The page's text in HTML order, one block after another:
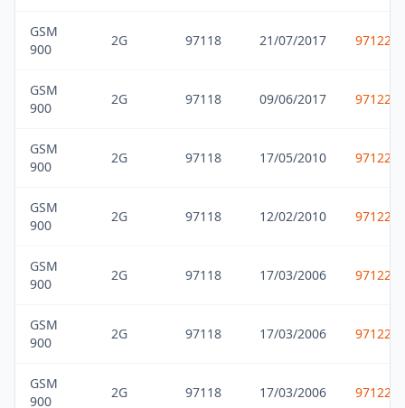
GSM
900
2G 97118 21/07/2017
GSM
900
2G 97118 09/06/2017
GSM
900
2G 97118 17/05/2010
GSM
900
2G 97118 12/02/2010
GSM
900
2G 97118 17/03/2006
GSM
900
2G 97118 17/03/2006
GSM
900
2G 97118 17/03/2006